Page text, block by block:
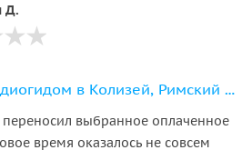
Д.
Входной билет с аудиогидом в Колизей, Римский форум и на Палатинский холм
переносил выбранное оплаченное
время оказалось не совсем